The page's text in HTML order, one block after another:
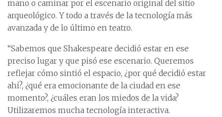
mano o caminar por el escenario original del sitio
arqueológico. Y todo a través de la tecnología más
avanzada y de lo último en teatro.
“Sabemos que Shakespeare decidió estar en ese
preciso lugar y que pisó ese escenario. Queremos
reflejar cómo sintió el espacio, ¿por qué decidió estar
ahí?, ¿qué era emocionante de la ciudad en ese
momento?, ¿cuáles eran los miedos de la vida?
Utilizaremos mucha tecnología interactiva.